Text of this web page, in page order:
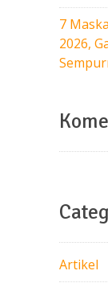
7
2026,
Artikel